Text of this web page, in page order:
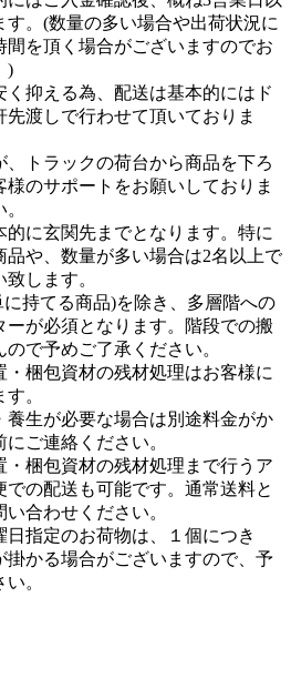
す。(数量の多い場合や出荷状況に
間を頂く場合がございますのでお
)
く抑える為、配送は基本的にはド
先渡しで行わせて頂いておりま
、トラックの荷台から商品を下ろ
のサポートをお願いしておりま
的に玄関先までとなります。特に
品や、数量が多い場合は2名以上で
します。
持てる商品)を除き、多層階への
ーが必須となります。階段での搬
で予めご了承ください。
・梱包資材の残材処理はお客様に
。
養生が必要な場合は別途料金がか
ご連絡ください。
・梱包資材の残材処理まで行うア
での配送も可能です。通常送料と
合わせください。
指定のお荷物は、１個につき
掛かる場合がございますので、予
。